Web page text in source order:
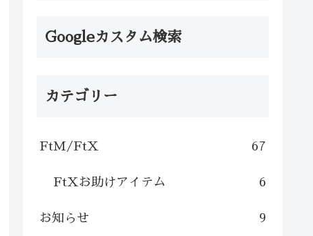
Googleカスタム検索
カテゴリー
FtM/FtX 67
FtXお助けアイテム 6
お知らせ 9